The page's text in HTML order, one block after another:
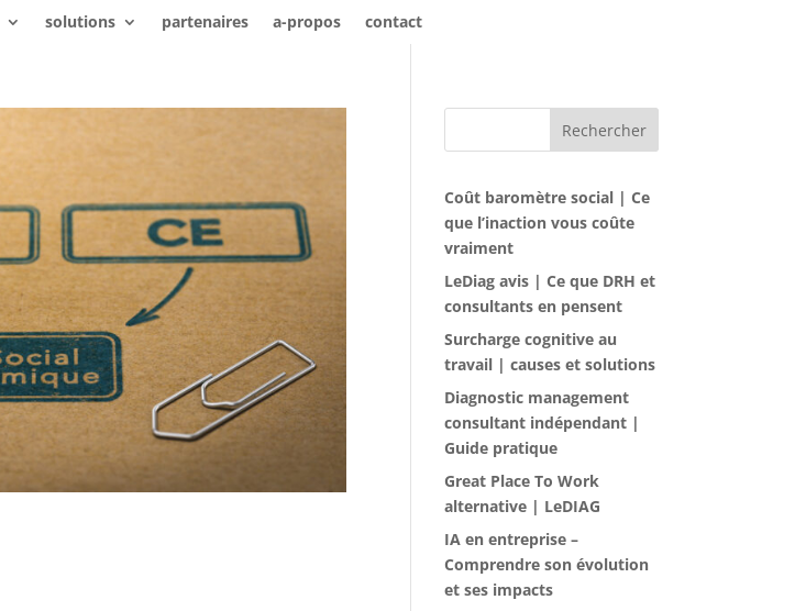
solutions partenaires a-propos contact
Rechercher
Coût baromètre social | Ce
que l’inaction vous coûte
vraiment
LeDiag avis | Ce que DRH et
consultants en pensent
Surcharge cognitive au
travail | causes et solutions
Diagnostic management
consultant indépendant |
Guide pratique
Great Place To Work
alternative | LeDIAG
IA en entreprise –
Comprendre son évolution
et ses impacts